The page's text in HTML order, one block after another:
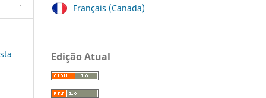
Français (Canada)
Edição Atual